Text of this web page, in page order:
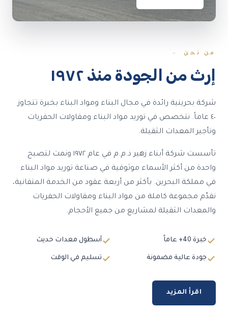
من نحن
إرث من الجودة منذ ١٩٧٢
شركة بحرينية رائدة في مجال البناء ومواد البناء بخبرة تتجاوز
٤٠ عاماً. نتخصص في توريد مواد البناء ومقاولات الحفريات
وتأجير المعدات الثقيلة.
تأسست شركة أبناء زهير ذ.م.م في عام ١٩٧٢ ونمت لتصبح
واحدة من أكثر الأسماء موثوقية في صناعة توريد مواد البناء
في مملكة البحرين. بأكثر من أربعة عقود من الخدمة المتفانية،
نقدّم مجموعة كاملة من مواد البناء ومقاولات الحفريات
والمعدات الثقيلة لمشاريع من جميع الأحجام.
خبرة 40+ عاماً أسطول معدات حديث
جودة عالية مضمونة تسليم في الوقت
اقرأ المزيد